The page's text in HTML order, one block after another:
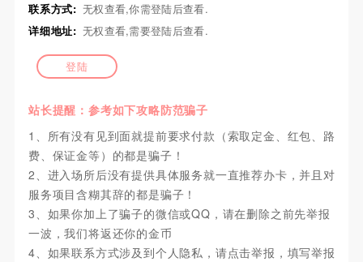
联系方式: 无权查看,你需登陆后查看.
详细地址: 无权查看,需要登陆后查看.
登陆
站长提醒：参考如下攻略防范骗子
1、所有没有见到面就提前要求付款（索取定金、红包、路
费、保证金等）的都是骗子！
2、进入场所后没有提供具体服务就一直推荐办卡，并且对
服务项目含糊其辞的都是骗子！
3、如果你加上了骗子的微信或QQ，请在删除之前先举报
一波，我们将返还你的金币
4、如果联系方式涉及到个人隐私，请点击举报，填写举报